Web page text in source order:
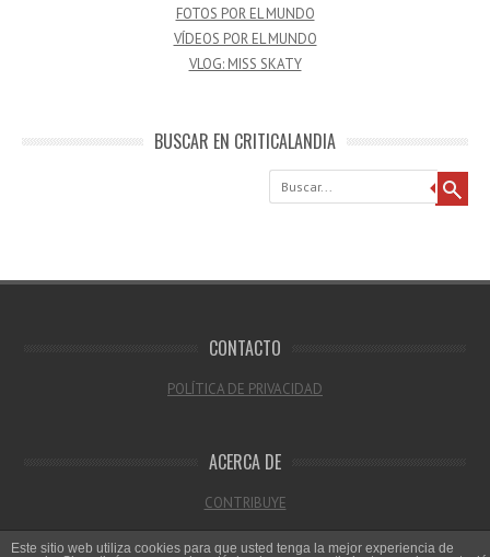
FOTOS POR EL MUNDO
VÍDEOS POR EL MUNDO
VLOG: MISS SKATY
BUSCAR EN CRITICALANDIA
Buscar
CONTACTO
POLÍTICA DE PRIVACIDAD
ACERCA DE
CONTRIBUYE
Este sitio web utiliza cookies para que usted tenga la mejor experiencia de